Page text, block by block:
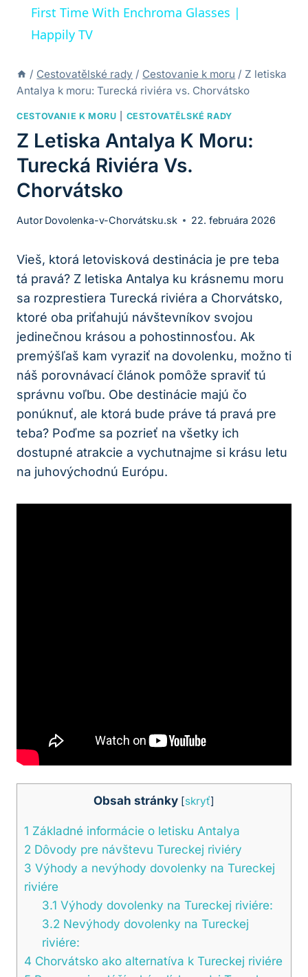
First Time With Enchroma Glasses |
Happily TV
/ Cestovatělské rady / Cestovanie k moru / Z letiska
Antalya k moru: Turecká riviéra vs. Chorvátsko
CESTOVANIE K MORU CESTOVATĚLSKÉ RADY
Z Letiska Antalya K Moru:
Turecká Riviéra Vs.
Chorvátsko
Autor Dovolenka-v-Chorvátsku.sk 22. februára 2026
Vieš, ktorá letovisková destinácia je pre teba
tá pravá? Z letiska Antalya ku krásnemu moru
sa rozprestiera Turecká riviéra a Chorvátsko,
ktoré oba priťahujú návštevníkov svojou
jedinečnou krásou a pohostinnosťou. Ak
premýšľaš kam vyraziť na dovolenku, možno ti
náš porovnávací článok pomôže spraviť tú
správnu voľbu. Obe destinácie majú čo
ponúknuť, ale ktorá bude práve tá pravá pre
teba? Poďme sa pozrieť na všetky ich
dostupné atrakcie a vychutnajme si krásu letu
na juhovýchodnú Európu.
Obsah stránky [skryť]
1 Základné informácie o letisku Antalya
2 Dôvody pre návštevu Tureckej riviéry
3 Výhody a nevýhody dovolenky na Tureckej
riviére
3.1 Výhody dovolenky na Tureckej riviére:
3.2 Nevýhody dovolenky na Tureckej
riviére:
4 Chorvátsko ako alternatíva k Tureckej riviére